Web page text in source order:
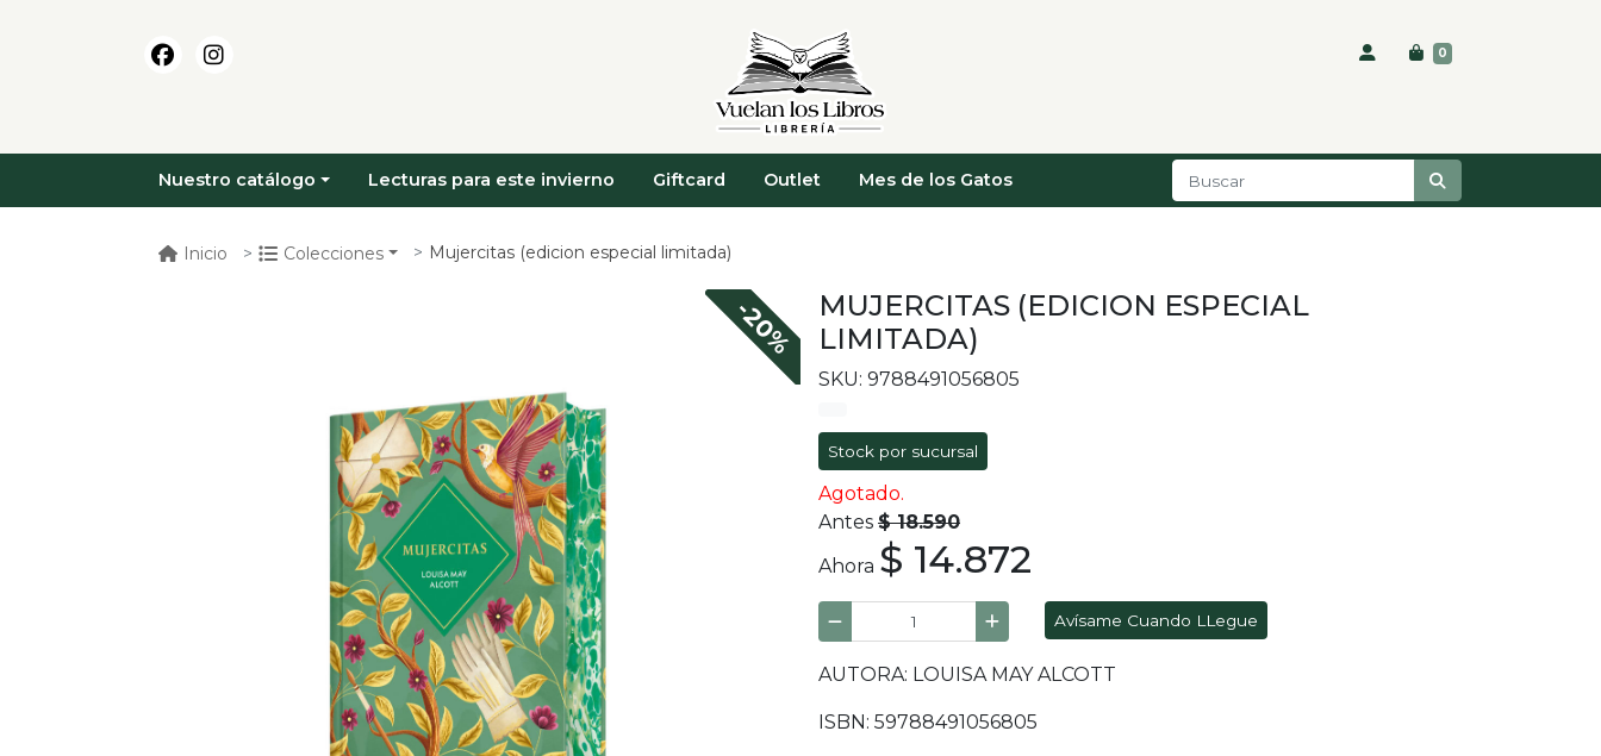
0
Nuestro catálogo Lecturas para este invierno Giftcard Outlet Mes de los Gatos
Inicio Colecciones Mujercitas (edicion especial limitada)
-20%
MUJERCITAS (EDICION ESPECIAL
LIMITADA)
SKU: 9788491056805
Stock por sucursal
Agotado.
Antes $ 18.590
Ahora $ 14.872
Avísame Cuando LLegue
AUTORA: LOUISA MAY ALCOTT
ISBN: 59788491056805